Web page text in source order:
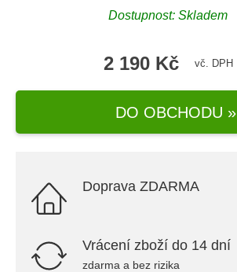
Dostupnost: Skladem
2 190 Kč vč. DPH
DO OBCHODU »
Doprava ZDARMA
Vrácení zboží do 14 dní
zdarma a bez rizika